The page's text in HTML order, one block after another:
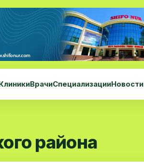
ВрачиСпециализацииНовости
района